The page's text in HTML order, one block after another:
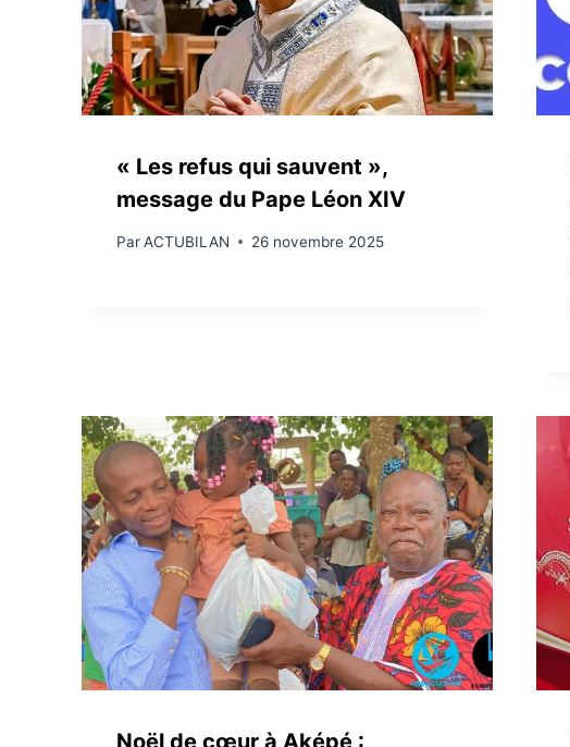
« Les refus qui sauvent »,
message du Pape Léon XIV
ParACTUBILAN 26 novembre 2025
Noël de cœur à Aképé :